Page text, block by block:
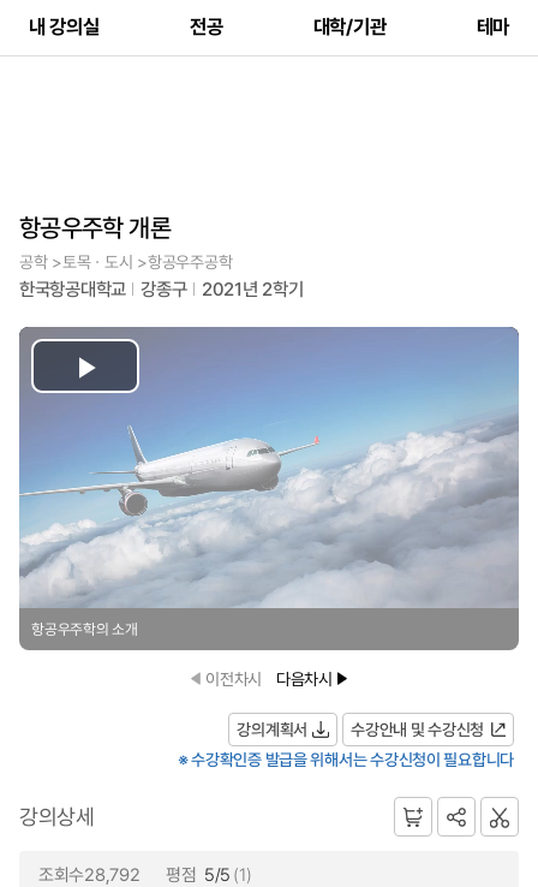
내 강의실 전공 대학/기관 테마
항공우주학 개론
공학 >토목ㆍ도시 >항공우주공학
한국항공대학교 강종구 2021년 2학기
Play
Video
항공우주학의 소개
이전차시 다음차시
강의계획서
수강안내 및 수강신청
※ 수강확인증 발급을 위해서는 수강신청이 필요합니다
강의상세
조회수28,792 평점 5/5 (1)